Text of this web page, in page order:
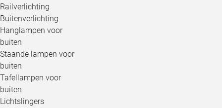
Railverlichting
Buitenverlichting
Hanglampen voor
buiten
Staande lampen voor
buiten
Tafellampen voor
buiten
Lichtslingers